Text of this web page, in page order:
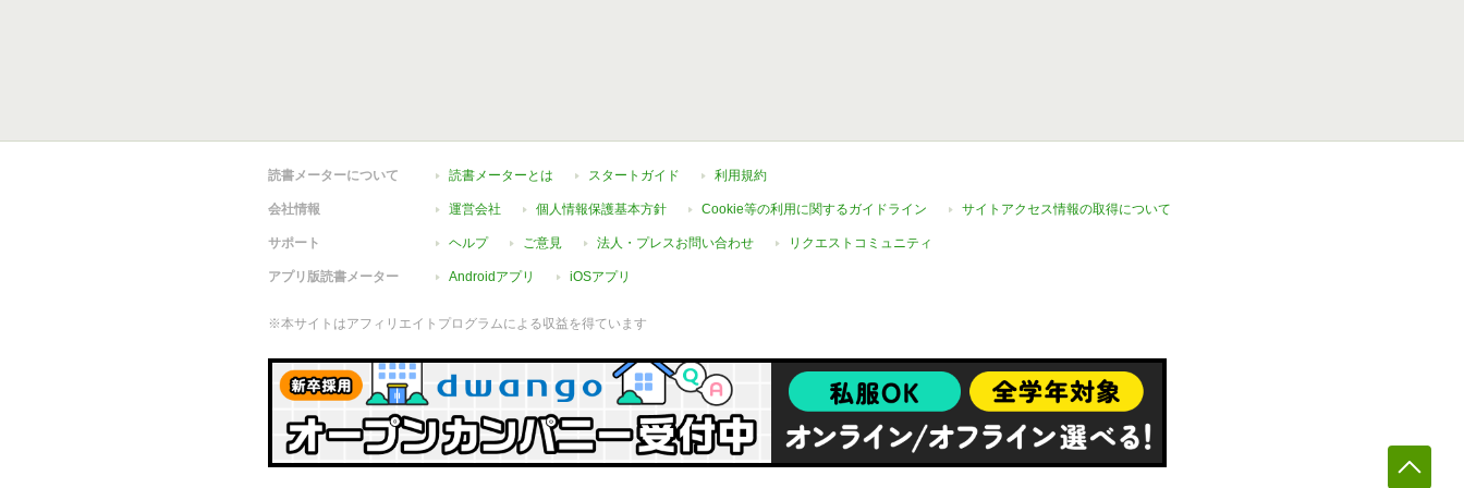
読書メーターについて 読書メーターとは スタートガイド 利用規約
会社情報 運営会社 個人情報保護基本方針 Cookie等の利用に関するガイドライン サイトアクセス情報の取得について
サポート ヘルプ ご意見 法人・プレスお問い合わせ リクエストコミュニティ
アプリ版読書メーター Androidアプリ iOSアプリ
※本サイトはアフィリエイトプログラムによる収益を得ています